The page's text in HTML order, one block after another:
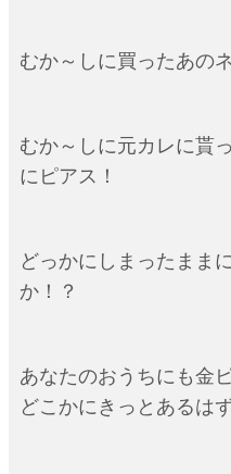
むか～しに買ったあの
むか～しに元カレに貰
にピアス！
どっかにしまったまま
か！？
あなたのおうちにも金
どこかにきっとあるは